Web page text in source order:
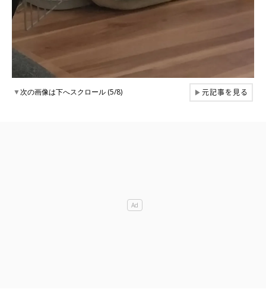
▼次の画像は下へスクロール (5/8) ▶元記事を見る